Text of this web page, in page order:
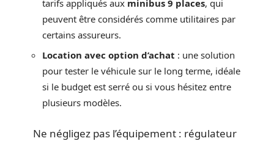
tarifs appliqués aux minibus 9 places, qui
peuvent être considérés comme utilitaires par
certains assureurs.
Location avec option d’achat : une solution
pour tester le véhicule sur le long terme, idéale
si le budget est serré ou si vous hésitez entre
plusieurs modèles.
Ne négligez pas l’équipement : régulateur